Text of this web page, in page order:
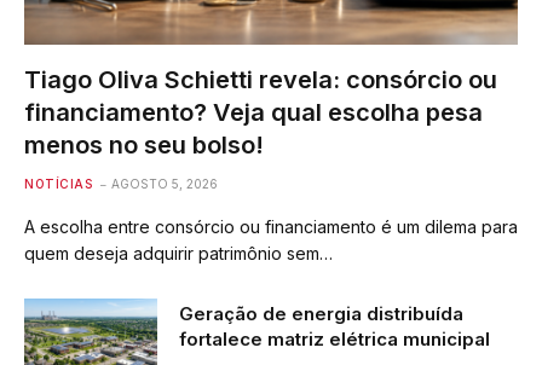
Tiago Oliva Schietti revela: consórcio ou
financiamento? Veja qual escolha pesa
menos no seu bolso!
NOTÍCIAS AGOSTO 5, 2026
A escolha entre consórcio ou financiamento é um dilema para
quem deseja adquirir patrimônio sem…
Geração de energia distribuída
fortalece matriz elétrica municipal